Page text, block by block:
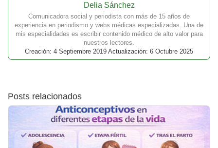
Delia Sánchez
Comunicadora social y periodista con más de 15 años de
experiencia en periodismo y webs médicas especializadas. Una de
mis especialidades es escribir contenido médico de alto valor para
nuestros lectores.
Creación: 4 Septiembre 2019 Actualización: 6 Octubre 2025
Posts relacionados